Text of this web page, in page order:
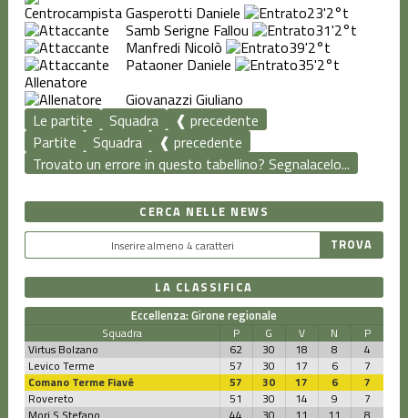
Gasperotti Daniele
23'2°t
Samb Serigne Fallou 31'2°t
Manfredi Nicolò 39'2°t
Pataoner Daniele 35'2°t
Allenatore
Giovanazzi Giuliano
Le partite
Squadra
❰ precedente
Partite
Squadra
❰ precedente
Trovato un errore in questo tabellino? Segnalacelo...
CERCA NELLE NEWS
LA CLASSIFICA
Eccellenza: Girone regionale
Squadra P G V N
P
Virtus Bolzano
62 30 18 8
4
Levico Terme
57 30 17 6
7
Comano Terme Fiavé
57 30 17 6
7
Rovereto
51 30 14 9
7